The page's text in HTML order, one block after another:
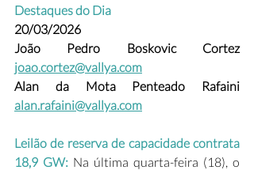
Destaques do Dia
20/03/2026
João Pedro Boskovic Cortez
joao.cortez@vallya.com
alan.rafaini@vallya.com
Leilão de reserva de capacidade contrata
18,9 GW: Na última quarta-feira (18), o